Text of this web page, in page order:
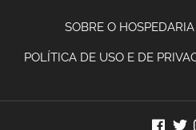
SOBRE O HOSPEDARIA
POLÍTICA DE USO E DE